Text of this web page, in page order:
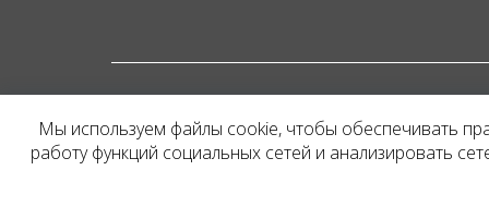
Представленная на
и не является
Мы используем файлы cookie, чтобы обеспечивать
работу функций социальных сетей и анализировать